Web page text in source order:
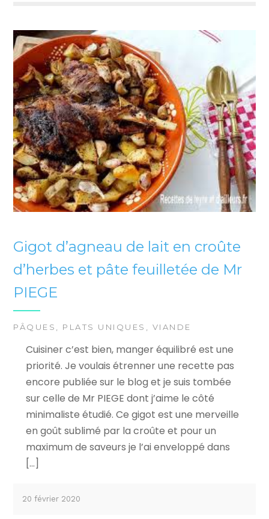
Gigot d’agneau de lait en croûte
d’herbes et pâte feuilletée de Mr
PIEGE
PÂQUES PLATS UNIQUES VIANDE
Cuisiner c’est bien, manger équilibré est une
priorité. Je voulais étrenner une recette pas
encore publiée sur le blog et je suis tombée
sur celle de Mr PIEGE dont j’aime le côté
minimaliste étudié. Ce gigot est une merveille
en goût sublimé par la croûte et pour un
maximum de saveurs je l’ai enveloppé dans
[…]
20 février 2020